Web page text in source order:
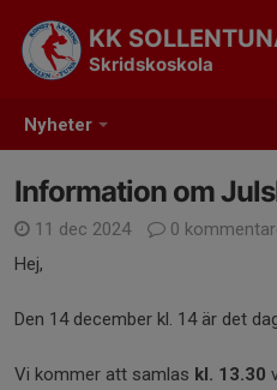
Nyheter
KK
Skridskoskola
Information om
11 dec 2024
0
Hej,
Den 14 december kl. 14 är det
Vi kommer att samlas kl. 13.30